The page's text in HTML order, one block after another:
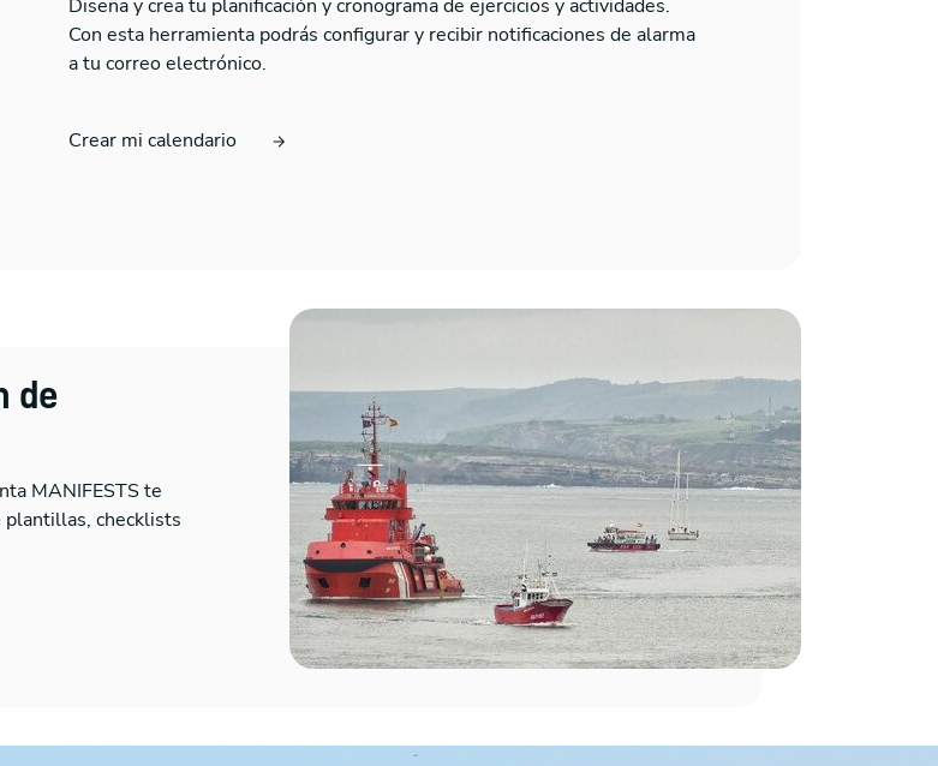
Diseña y crea tu planificación y cronograma de ejercicios y actividades.
Con esta herramienta podrás configurar y recibir notificaciones de alarma
a tu correo electrónico.
Crear mi calendario
de
MANIFESTS te
plantillas, checklists